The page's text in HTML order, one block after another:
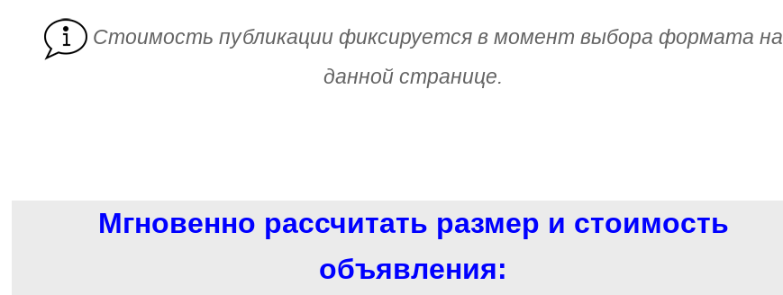
Cтоимость публикации фиксируется в момент выбора формата на
данной странице.
Мгновенно рассчитать размер и стоимость
объявления: